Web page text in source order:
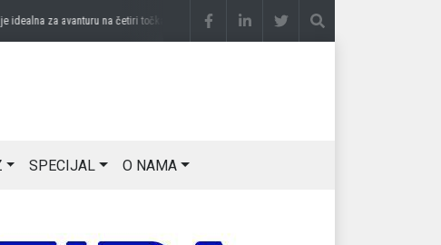
za avanturu na četiri točkaprije 2 sedmice DRAGAN OSTOJIĆ: Moj karakter je iskovan
SPECIJAL O NAMA